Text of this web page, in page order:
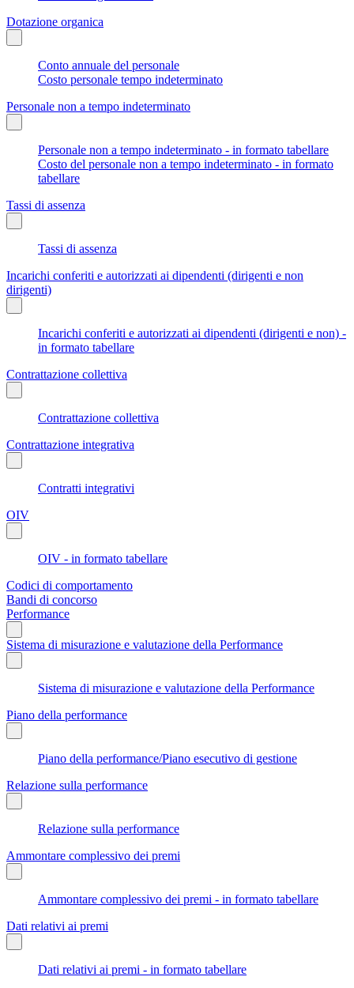
Dotazione organica
Conto annuale del personale
Costo personale tempo indeterminato
Personale non a tempo indeterminato
Personale non a tempo indeterminato - in formato tabellare
Costo del personale non a tempo indeterminato - in formato
tabellare
Tassi di assenza
Tassi di assenza
Incarichi conferiti e autorizzati ai dipendenti (dirigenti e non
dirigenti)
Incarichi conferiti e autorizzati ai dipendenti (dirigenti e non) -
in formato tabellare
Contrattazione collettiva
Contrattazione collettiva
Contrattazione integrativa
Contratti integrativi
OIV
OIV - in formato tabellare
Codici di comportamento
Bandi di concorso
Performance
Sistema di misurazione e valutazione della Performance
Sistema di misurazione e valutazione della Performance
Piano della performance
Piano della performance/Piano esecutivo di gestione
Relazione sulla performance
Relazione sulla performance
Ammontare complessivo dei premi
Ammontare complessivo dei premi - in formato tabellare
Dati relativi ai premi
Dati relativi ai premi - in formato tabellare